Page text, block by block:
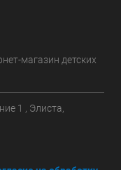
магазин детских
1 , Элиста,